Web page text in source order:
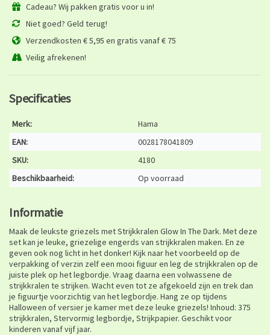
Cadeau? Wij pakken gratis voor u in!
Niet goed? Geld terug!
Verzendkosten € 5,95 en gratis vanaf € 75
Veilig afrekenen!
Specificaties
Merk:
Hama
EAN:
0028178041809
SKU:
4180
Beschikbaarheid:
Op voorraad
Informatie
Maak de leukste griezels met Strijkkralen Glow In The Dark. Met deze
set kan je leuke, griezelige engerds van strijkkralen maken. En ze
geven ook nog licht in het donker! Kijk naar het voorbeeld op de
verpakking of verzin zelf een mooi figuur en leg de strijkkralen op de
juiste plek op het legbordje. Vraag daarna een volwassene de
strijkkralen te strijken. Wacht even tot ze afgekoeld zijn en trek dan
je figuurtje voorzichtig van het legbordje. Hang ze op tijdens
Halloween of versier je kamer met deze leuke griezels! Inhoud: 375
strijkkralen, Stervormig legbordje, Strijkpapier. Geschikt voor
kinderen vanaf vijf jaar.